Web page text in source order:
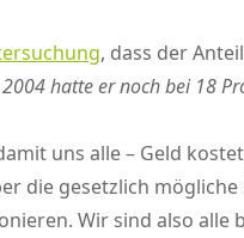
, dass der
hatte er noch bei 18
uns alle – Geld
die gesetzlich
Wir sind also alle